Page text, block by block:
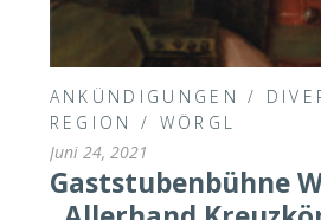
ANKÜNDIGUNGEN /
REGION
/ WÖRGL
Juni 24, 2021
Gaststubenbühne